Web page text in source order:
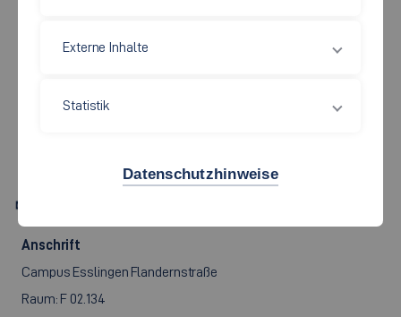
Soziale Arbeit, Bildung und Pflege
Anschrift
Campus Esslingen Flandernstraße
Raum: F 02.134
Externe Inhalte
Statistik
Datenschutzhinweise